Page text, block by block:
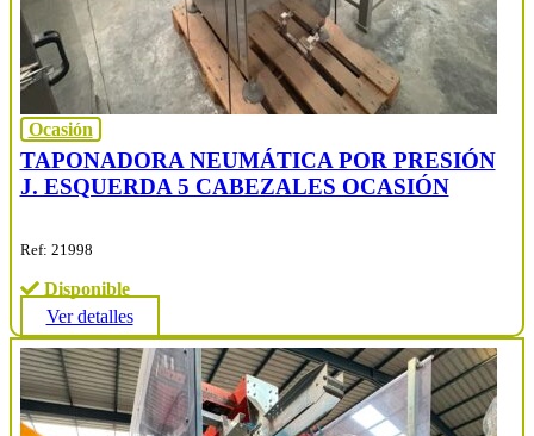
Ocasión
TAPONADORA NEUMÁTICA POR PRESIÓN
J. ESQUERDA 5 CABEZALES OCASIÓN
Ref: 21998
Disponible
Ver detalles